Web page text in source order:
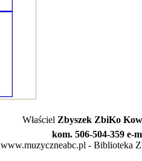
Właściel Zbyszek ZbiKo
kom. 506-504-359 e-
www.muzyczneabc.pl - Biblioteka